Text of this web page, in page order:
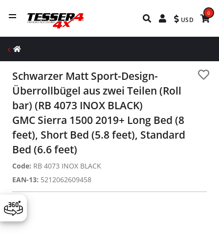
USD
0
Schwarzer Matt Sport-Design-
Überrollbügel aus zwei Teilen (Roll
bar) (RB 4073 INOX BLACK)
GMC Sierra 1500 2019+ Long Bed (8
feet), Short Bed (5.8 feet), Standard
Bed (6.6 feet)
Code: RB 4073 INOX BLACK
EAN-13: 5212062609458